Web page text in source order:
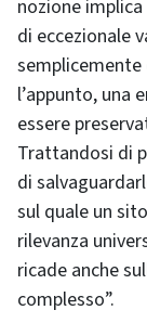
nozione
di eccezionale
semplicemente
l’appunto, una
essere
Trattandosi di
di
sul quale un
rilevanza
ricade anche
complesso”.